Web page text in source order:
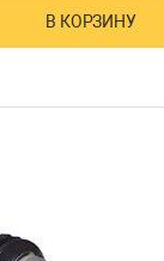
В КОРЗИНУ